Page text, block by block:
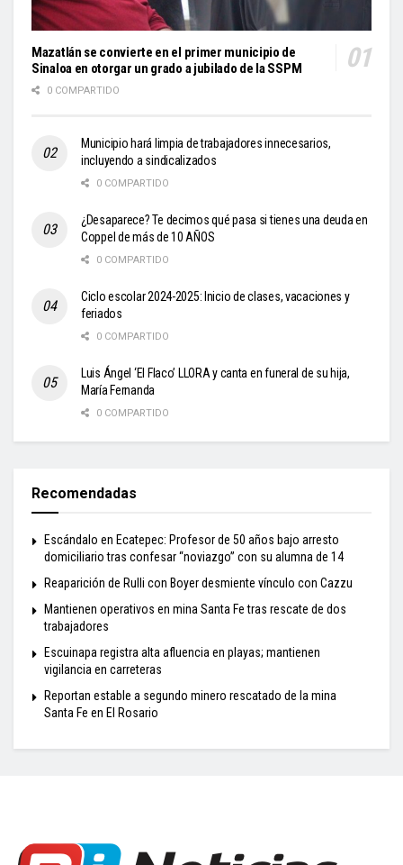
Mazatlán se convierte en el primer municipio de
Sinaloa en otorgar un grado a jubilado de la SSPM
0 COMPARTIDO
Municipio hará limpia de trabajadores innecesarios,
incluyendo a sindicalizados
0 COMPARTIDO
¿Desaparece? Te decimos qué pasa si tienes una deuda en
Coppel de más de 10 AÑOS
0 COMPARTIDO
Ciclo escolar 2024-2025: Inicio de clases, vacaciones y
feriados
0 COMPARTIDO
Luis Ángel ‘El Flaco’ LLORA y canta en funeral de su hija,
María Fernanda
0 COMPARTIDO
Recomendadas
Escándalo en Ecatepec: Profesor de 50 años bajo arresto
domiciliario tras confesar “noviazgo” con su alumna de 14
Reaparición de Rulli con Boyer desmiente vínculo con Cazzu
Mantienen operativos en mina Santa Fe tras rescate de dos
trabajadores
Escuinapa registra alta afluencia en playas; mantienen
vigilancia en carreteras
Reportan estable a segundo minero rescatado de la mina
Santa Fe en El Rosario